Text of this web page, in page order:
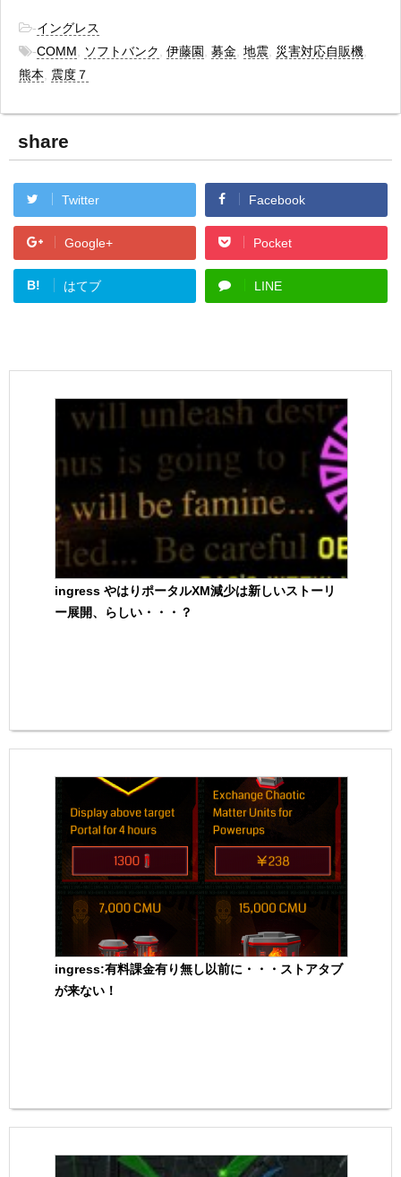
-イングレス
-COMM ソフトバンク 伊藤園 募金 地震 災害対応自販機
熊本
震度７
share
Twitter Facebook
Google+ Pocket
B! はてブ LINE
ingress やはりポータルXM減少は新しいストーリ
ー展開、らしい・・・？
ingress:有料課金有り無し以前に・・・ストアタブ
が来ない！